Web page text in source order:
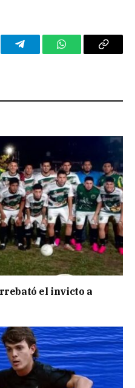
TelegramWhatsAppCopy
el invicto a